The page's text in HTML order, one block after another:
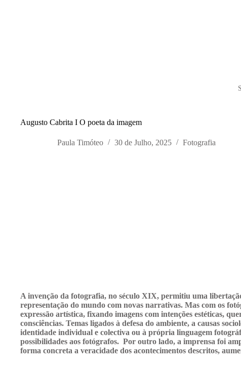
Augusto Cabrita I O poeta da imagem
Paula Timóteo 30 de Julho, 2025 Fotografia
A invenção da fotografia, no século XIX, permitiu uma
representação do mundo com novas narrativas. Mas com os
expressão artística, fixando imagens com intenções estéticas,
consciências. Temas ligados à defesa do ambiente, a causas
identidade individual e colectiva ou à própria linguagem
possibilidades aos fotógrafos. Por outro lado, a imprensa foi
forma concreta a veracidade dos acontecimentos descritos,